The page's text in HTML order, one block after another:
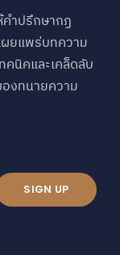
ำปรึกษากฏ
ผยแพร่บทความ
คนิคและเคล็ดลับ
งทนายความ